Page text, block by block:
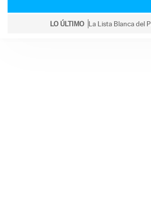
LO ÚLTIMO La Lista Blanca del